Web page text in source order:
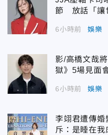
節 放話「讓
6小時前 娛樂
影/高橋文哉
獄》5場見面
6小時前 娛樂
李翊君遭傳
斥：是睡在我